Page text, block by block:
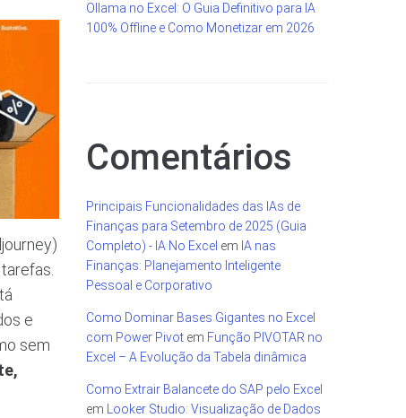
e
sem
Ollama no Excel: O Guia Definitivo para IA
100% Offline e Como Monetizar em 2026
Comentários
Principais Funcionalidades das IAs de
Finanças para Setembro de 2025 (Guia
Completo) - IA No Excel em IA nas
Finanças: Planejamento Inteligente
Pessoal e Corporativo
Como Dominar Bases Gigantes no Excel
com Power Pivot em Função PIVOTAR no
Excel – A Evolução da Tabela dinâmica
Como Extrair Balancete do SAP pelo Excel
em Looker Studio: Visualização de Dados